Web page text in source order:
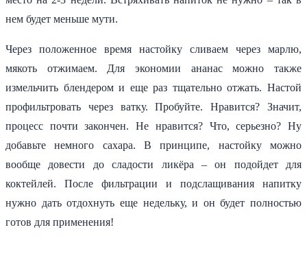
нем будет меньше мути.
Через положенное время настойку сливаем через марлю,
мякоть отжимаем. Для экономии ананас можно также
измельчить блендером и еще раз тщательно отжать. Настой
профильтровать через ватку. Пробуйте. Нравится? Значит,
процесс почти закончен. Не нравится? Что, серьезно? Ну
добавьте немного сахара. В принципе, настойку можно
вообще довести до сладости ликёра – он подойдет для
коктейлей. После фильтрации и подслащивания напитку
нужно дать отдохнуть еще недельку, и он будет полностью
готов для применения!